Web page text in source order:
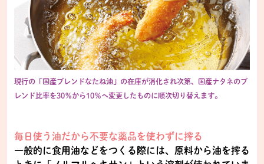
現行の「国産ブレンドなたね油」の在庫が消化され次第、国産ナタネのブ
レンド比率を30％から10％へ変更したものに順次切り替えます。
毎日使う油だから不要な薬品を使わずに搾る
一般的に食用油などをつくる際には、原料から油を搾る